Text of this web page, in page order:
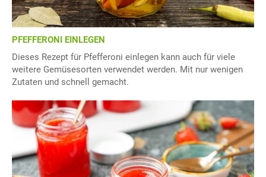
PFEFFERONI EINLEGEN
Dieses Rezept für Pfefferoni einlegen kann auch für viele
weitere Gemüsesorten verwendet werden. Mit nur wenigen
Zutaten und schnell gemacht.